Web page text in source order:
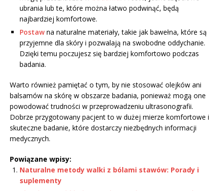
ubrania lub te, które można łatwo podwinąć, będą
najbardziej komfortowe.
Postawna naturalne materiały, takie jak bawełna, które są
przyjemne dla skóry i pozwalają na swobodne oddychanie.
Dzięki temu poczujesz się bardziej komfortowo podczas
badania.
Warto również pamiętać o tym, by nie stosować olejków ani
balsamów na skórę w obszarze badania, ponieważ mogą one
powodować trudności w przeprowadzeniu ultrasonografii.
Dobrze przygotowany pacjent to w dużej mierze komfortowe i
skuteczne badanie, które dostarczy niezbędnych informacji
medycznych.
Powiązane wpisy:
Naturalne metody walki z bólami stawów: Porady i
suplementy